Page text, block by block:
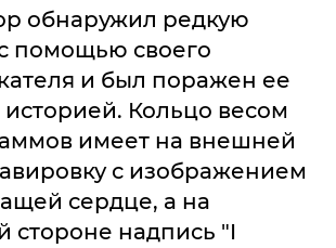
обнаружил редкую
помощью своего
и был поражен ее
историей. Кольцо весом
имеет на внешней
с изображением
сердце, а на
стороне надпись "I